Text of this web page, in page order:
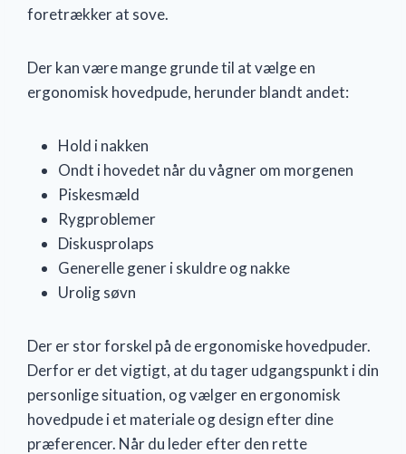
foretrækker at sove.
Der kan være mange grunde til at vælge en
ergonomisk hovedpude, herunder blandt andet:
Hold i nakken
Ondt i hovedet når du vågner om morgenen
Piskesmæld
Rygproblemer
Diskusprolaps
Generelle gener i skuldre og nakke
Urolig søvn
Der er stor forskel på de ergonomiske hovedpuder.
Derfor er det vigtigt, at du tager udgangspunkt i din
personlige situation, og vælger en ergonomisk
hovedpude i et materiale og design efter dine
præferencer. Når du leder efter den rette